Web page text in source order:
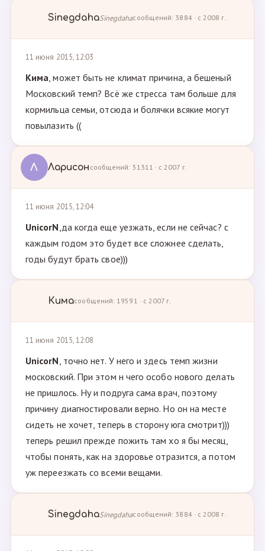
SinegdahaSinegdahaсообщений: 3884 · с 2008 г.
11 июня 2015, 12:03
Кима, может быть не климат причина, а бешеный
Московский темп? Всё же стресса там больше для
кормильца семьи, отсюда и болячки всякие могут
повылазить ((
Л Ларисон сообщений: 31311 · с 2007 г.
11 июня 2015, 12:04
UnicorN,да когда еще уезжать, если не сейчас? с
каждым годом это будет все сложнее сделать,
годы будут брать свое)))
Кимасообщений: 19591 · с 2007 г.
11 июня 2015, 12:08
UnicorN, точно нет. У него и здесь темп жизни
московский. При этом н чего особо нового делать
не пришлось. Ну и подруга сама врач, поэтому
причину диагностировали верно. Но он на месте
сидеть не хочет, теперь в сторону юга смотрит)))
теперь решил прежде пожить там хо я бы месяц,
чтобы понять, как на здоровье отразится, а потом
уж переезжать со всеми вещами.
SinegdahaSinegdahaсообщений: 3884 · с 2008 г.